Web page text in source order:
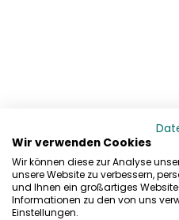
Wir verwenden Cookies
Wir können diese zur Analyse
unsere Website zu verbessern,
und Ihnen ein großartiges
Informationen zu den von uns
Einstellungen.